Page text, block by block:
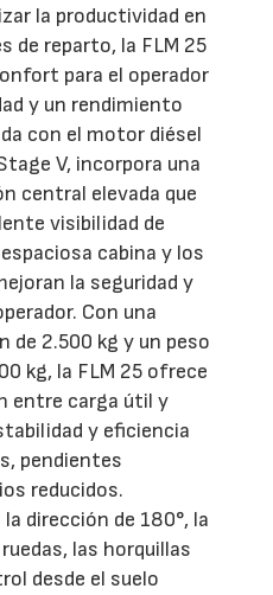
la productividad en
de reparto, la FLM 25
para el operador
y un rendimiento
con el motor diésel
V, incorpora una
central elevada que
visibilidad de
cabina y los
la seguridad y
Con una
de 2.500 kg y un peso
kg, la FLM 25 ofrece
entre carga útil y
y eficiencia
pendientes
reducidos.
dirección de 180°, la
las horquillas
desde el suelo